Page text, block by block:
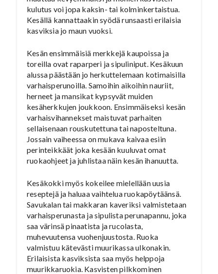
kulutus voi jopa kaksin- tai kolminkertaistua.
Kesällä kannattaakin syödä runsaasti erilaisia
kasviksia jo maun vuoksi.
Kesän ensimmäisiä merkkejä kaupoissa ja
toreilla ovat raparperi ja sipuliniput. Kesäkuun
alussa päästään jo herkuttelemaan kotimaisilla
varhaisperunoilla. Samoihin aikoihin nauriit,
herneet ja mansikat kypsyvät muiden
kesäherkkujen joukkoon. Ensimmäiseksi kesän
varhaisvihannekset maistuvat parhaiten
sellaisenaan rouskutettuna tai naposteltuna.
Jossain vaiheessa on mukava kaivaa esiin
perinteikkäät joka kesään kuuluvat omat
ruokaohjeet ja juhlistaa näin kesän ihanuutta.
Kesäkokki myös kokeilee mielellään uusia
reseptejä ja haluaa vaihtelua ruokapöytäänsä.
Savukalan tai makkaran kaveriksi valmistetaan
varhaisperunasta ja sipulista perunapannu, joka
saa värinsä pinaatista ja rucolasta,
muhevuutensa vuohenjuustosta. Ruoka
valmistuu kätevästi muurikassa ulkonakin.
Erilaisista kasviksista saa myös helppoja
muurikkaruokia. Kasvisten pilkkominen